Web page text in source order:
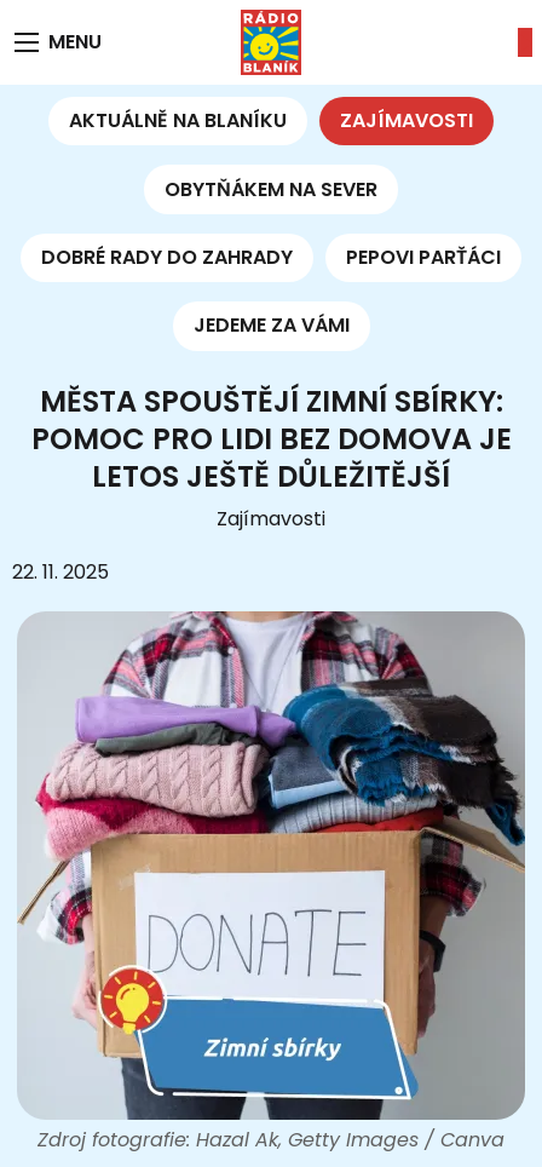
MENU
AKTUÁLNĚ NA BLANÍKU ZAJÍMAVOSTI
OBYTŇÁKEM NA SEVER
DOBRÉ RADY DO ZAHRADY PEPOVI PARŤÁCI
JEDEME ZA VÁMI
MĚSTA SPOUŠTĚJÍ ZIMNÍ SBÍRKY:
POMOC PRO LIDI BEZ DOMOVA JE
LETOS JEŠTĚ DŮLEŽITĚJŠÍ
Zajímavosti
22. 11. 2025
Zdroj fotografie: Hazal Ak, Getty Images / Canva